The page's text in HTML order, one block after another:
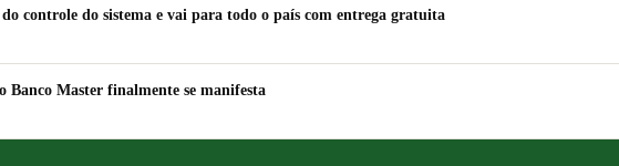
do controle do sistema e vai para todo o país com entrega gratuita
Banco Master finalmente se manifesta